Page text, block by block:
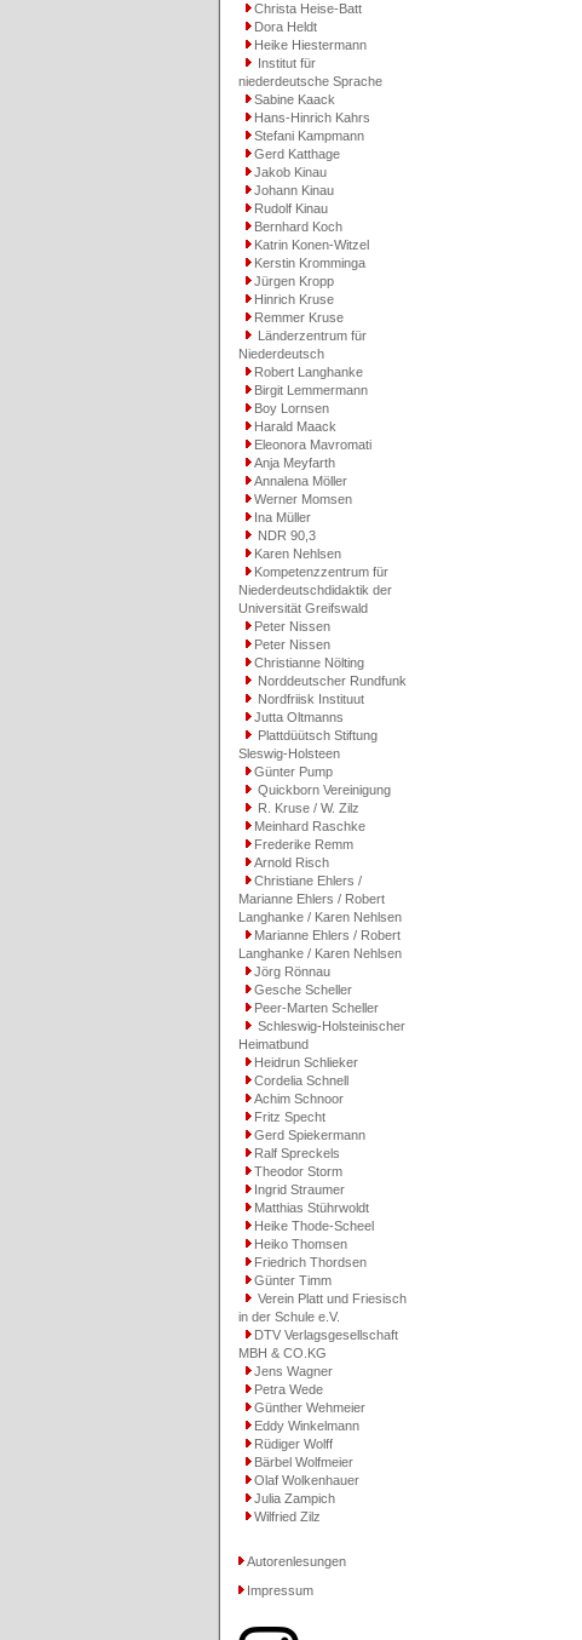
Christa Heise-Batt
Dora Heldt
Heike Hiestermann
Institut für
niederdeutsche Sprache
Sabine Kaack
Hans-Hinrich Kahrs
Stefani Kampmann
Gerd Katthage
Jakob Kinau
Johann Kinau
Rudolf Kinau
Bernhard Koch
Katrin Konen-Witzel
Kerstin Kromminga
Jürgen Kropp
Hinrich Kruse
Remmer Kruse
Länderzentrum für
Niederdeutsch
Robert Langhanke
Birgit Lemmermann
Boy Lornsen
Harald Maack
Eleonora Mavromati
Anja Meyfarth
Annalena Möller
Werner Momsen
Ina Müller
NDR 90,3
Karen Nehlsen
Kompetenzzentrum für
Niederdeutschdidaktik der
Universität Greifswald
Peter Nissen
Peter Nissen
Christianne Nölting
Norddeutscher Rundfunk
Nordfriisk Instituut
Jutta Oltmanns
Plattdüütsch Stiftung
Sleswig-Holsteen
Günter Pump
Quickborn Vereinigung
R. Kruse / W. Zilz
Meinhard Raschke
Frederike Remm
Arnold Risch
Christiane Ehlers /
Marianne Ehlers / Robert
Langhanke / Karen Nehlsen
Marianne Ehlers / Robert
Langhanke / Karen Nehlsen
Jörg Rönnau
Gesche Scheller
Peer-Marten Scheller
Schleswig-Holsteinischer
Heimatbund
Heidrun Schlieker
Cordelia Schnell
Achim Schnoor
Fritz Specht
Gerd Spiekermann
Ralf Spreckels
Theodor Storm
Ingrid Straumer
Matthias Stührwoldt
Heike Thode-Scheel
Heiko Thomsen
Friedrich Thordsen
Günter Timm
Verein Platt und Friesisch
in der Schule e.V.
DTV Verlagsgesellschaft
MBH & CO.KG
Jens Wagner
Petra Wede
Günther Wehmeier
Eddy Winkelmann
Rüdiger Wolff
Bärbel Wolfmeier
Olaf Wolkenhauer
Julia Zampich
Wilfried Zilz
Autorenlesungen
Impressum